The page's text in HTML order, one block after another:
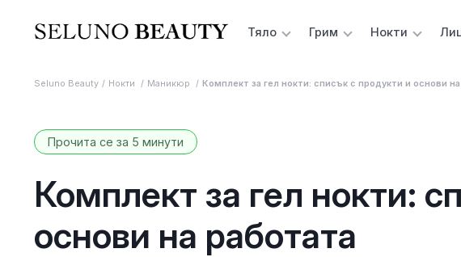
Тяло Грим Нокти
Seluno Beauty Нокти Маникюр Комплект за гел нокти: списък с продукти и основи на
Прочита се за 5 минути
Комплект за гел нокти:
основи на работата